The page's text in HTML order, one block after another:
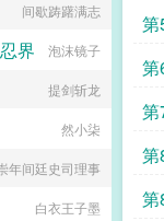
知
第
第
第
第
第
间歇踌躇满志
界 泡沫镜子
提剑斩龙
然小柒
年间廷史司理事
白衣王子墨